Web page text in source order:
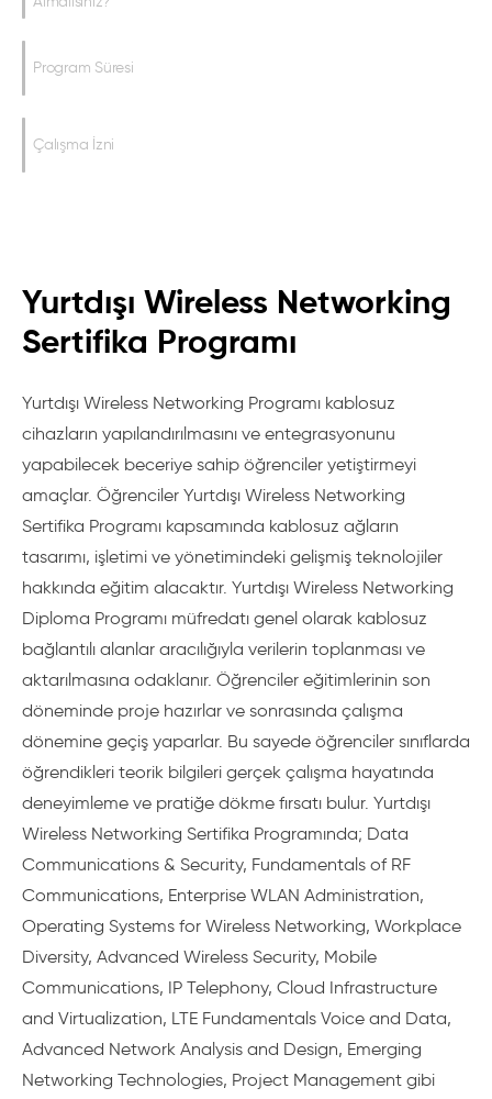
Program Süresi
Çalışma İzni
Yurtdışı Wireless Networking
Sertifika Programı
Yurtdışı Wireless Networking Programı kablosuz
cihazların yapılandırılmasını ve entegrasyonunu
yapabilecek beceriye sahip öğrenciler yetiştirmeyi
amaçlar. Öğrenciler Yurtdışı Wireless Networking
Sertifika Programı kapsamında kablosuz ağların
tasarımı, işletimi ve yönetimindeki gelişmiş teknolojiler
hakkında eğitim alacaktır. Yurtdışı Wireless Networking
Diploma Programı müfredatı genel olarak kablosuz
bağlantılı alanlar aracılığıyla verilerin toplanması ve
aktarılmasına odaklanır. Öğrenciler eğitimlerinin son
döneminde proje hazırlar ve sonrasında çalışma
dönemine geçiş yaparlar. Bu sayede öğrenciler sınıflarda
öğrendikleri teorik bilgileri gerçek çalışma hayatında
deneyimleme ve pratiğe dökme fırsatı bulur. Yurtdışı
Wireless Networking Sertifika Programında; Data
Communications & Security, Fundamentals of RF
Communications, Enterprise WLAN Administration,
Operating Systems for Wireless Networking, Workplace
Diversity, Advanced Wireless Security, Mobile
Communications, IP Telephony, Cloud Infrastructure
and Virtualization, LTE Fundamentals Voice and Data,
Advanced Network Analysis and Design, Emerging
Networking Technologies, Project Management gibi